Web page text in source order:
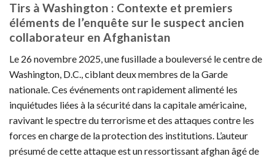
Tirs à Washington : Contexte et premiers
éléments de l’enquête sur le suspect ancien
collaborateur en Afghanistan
Le 26 novembre 2025, une fusillade a bouleversé le centre de
Washington, D.C., ciblant deux membres de la Garde
nationale. Ces événements ont rapidement alimenté les
inquiétudes liées à la sécurité dans la capitale américaine,
ravivant le spectre du terrorisme et des attaques contre les
forces en charge de la protection des institutions. L’auteur
présumé de cette attaque est un ressortissant afghan âgé de